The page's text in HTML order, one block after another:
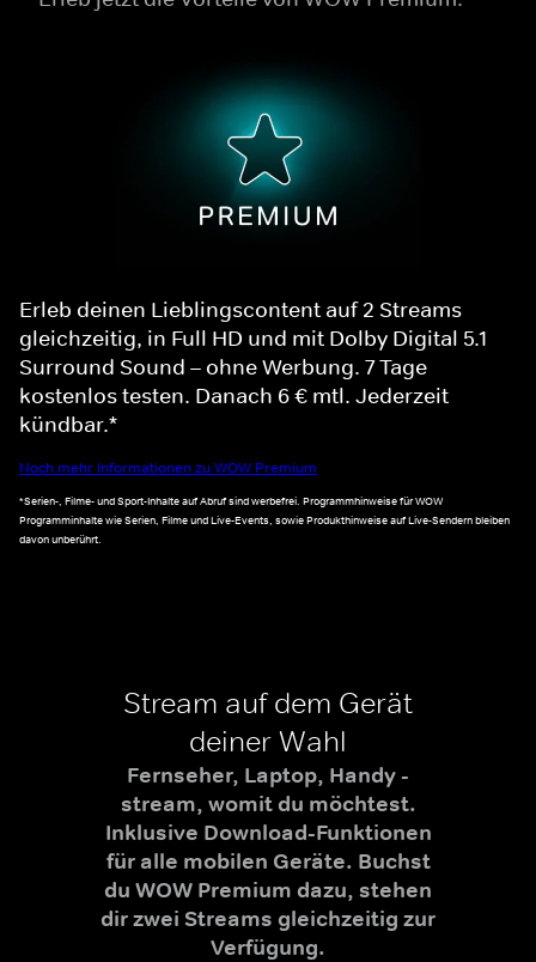
Erleb deinen Lieblingscontent auf 2 Streams
gleichzeitig, in Full HD und mit Dolby Digital 5.1
Surround Sound – ohne Werbung. 7 Tage
kostenlos testen. Danach 6 € mtl. Jederzeit
kündbar.*
Noch mehr Informationen zu WOW Premium
*Serien-, Filme- und Sport-Inhalte auf Abruf sind werbefrei. Programmhinweise für WOW
Programminhalte wie Serien, Filme und Live-Events, sowie Produkthinweise auf Live-Sendern bleiben
davon unberührt.
Stream auf dem Gerät
deiner Wahl
Fernseher, Laptop, Handy -
stream, womit du möchtest.
Inklusive Download-Funktionen
für alle mobilen Geräte. Buchst
du WOW Premium dazu, stehen
dir zwei Streams gleichzeitig zur
Verfügung.